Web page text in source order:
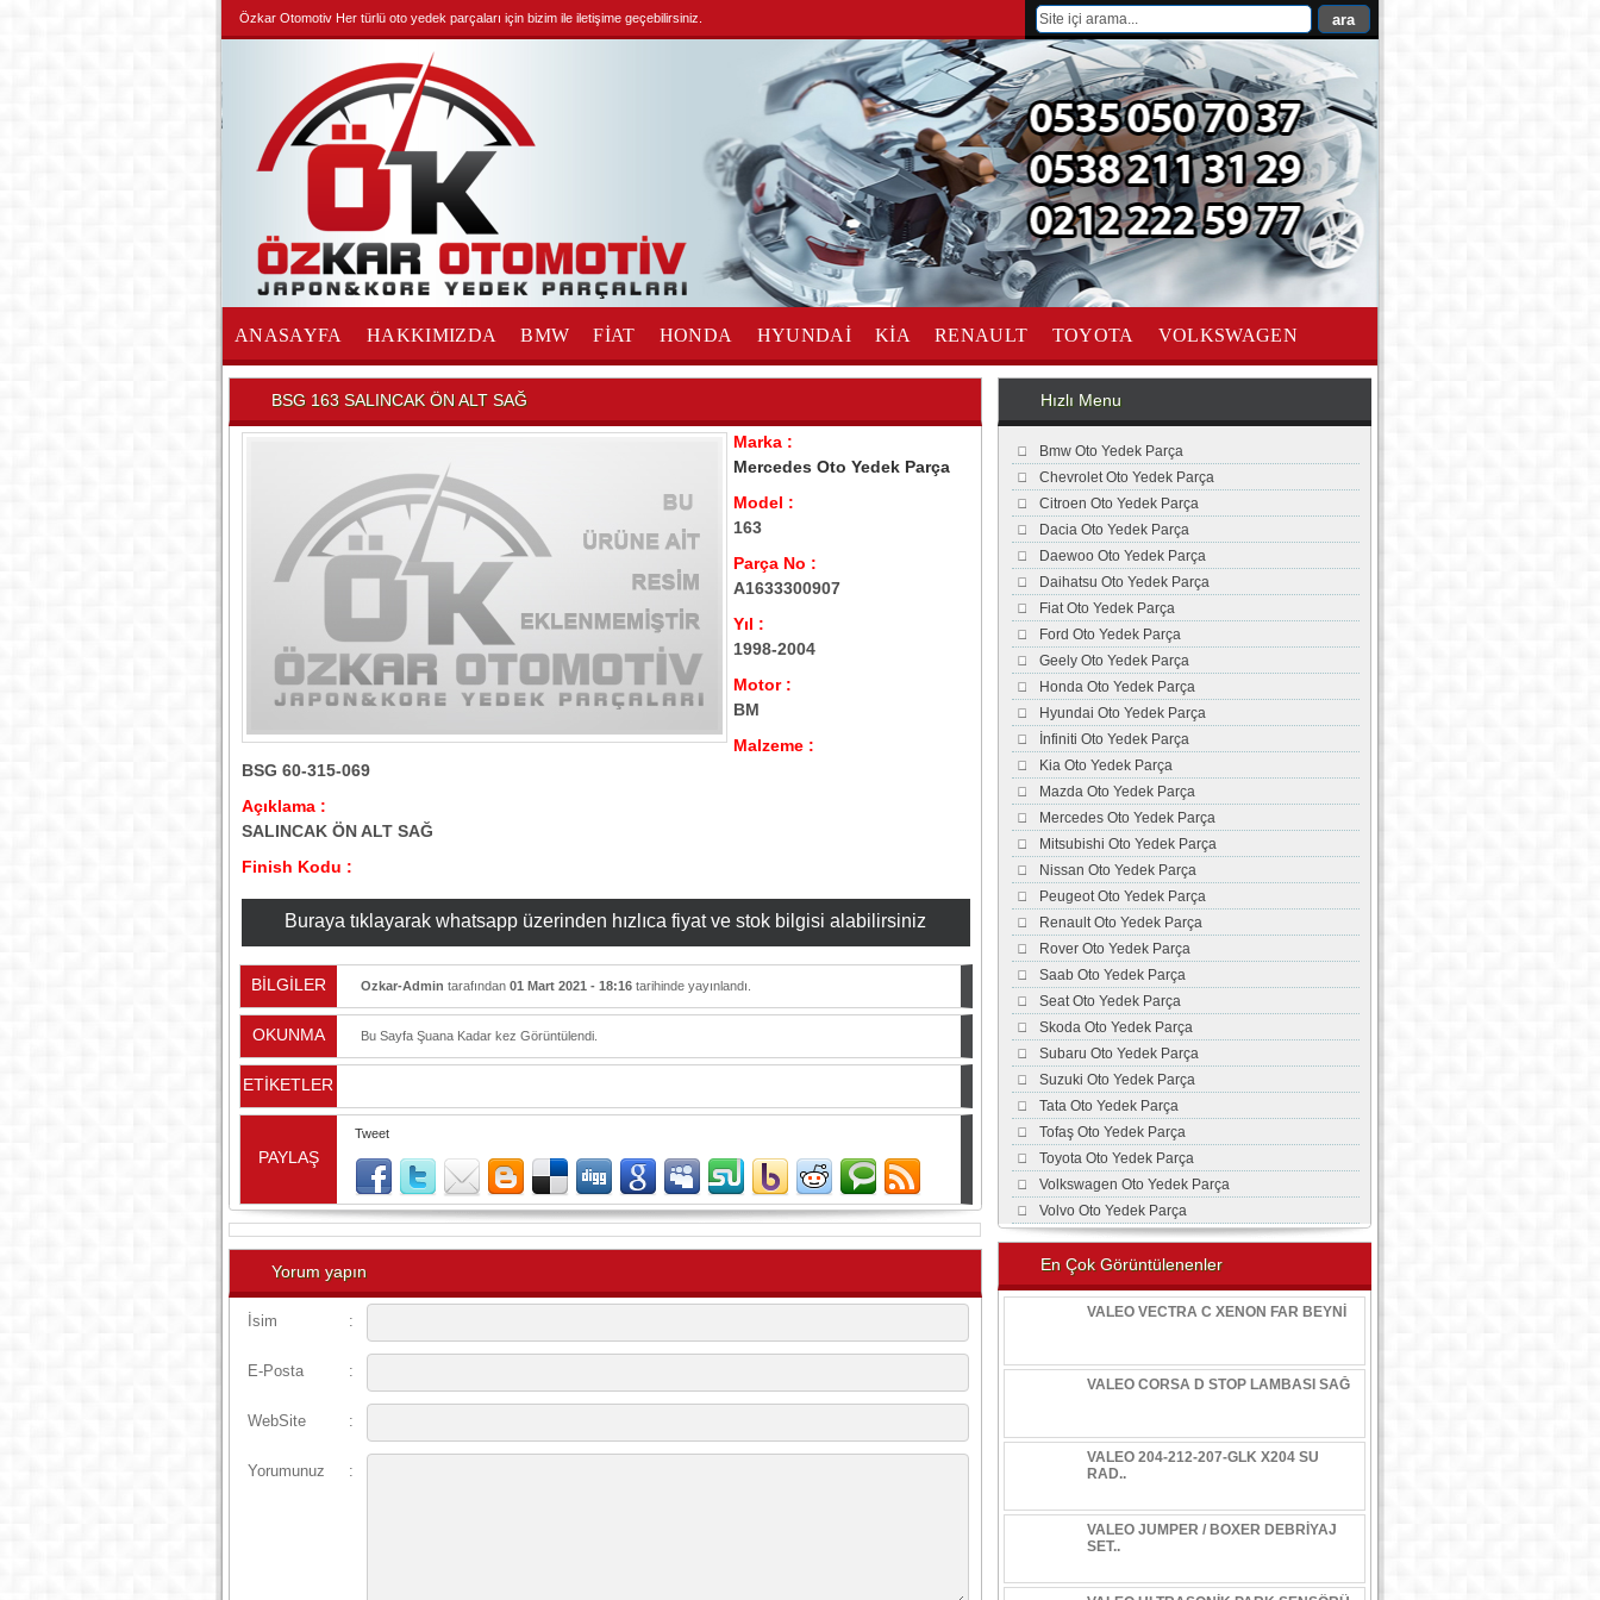
Özkar Otomotiv Her türlü oto yedek parçaları için bizim ile iletişime geçebilirsiniz.
ANASAYFA HAKKIMIZDA BMW FİAT HONDA HYUNDAİ KİA RENAULT TOYOTA VOLKSWAGEN
İLETİŞİM
BSG 163 SALINCAK ÖN ALT SAĞ
Marka :
Mercedes Oto Yedek Parça
Model :
163
Parça No :
A1633300907
Yıl :
1998-2004
Motor :
BM
Malzeme :
BSG 60-315-069
Açıklama :
SALINCAK ÖN ALT SAĞ
Finish Kodu :
Buraya tıklayarak whatsapp üzerinden hızlıca fiyat ve stok bilgisi alabilirsiniz
BİLGİLER Ozkar-Admin tarafından 01 Mart 2021 - 18:16tarihinde yayınlandı.
OKUNMA Bu Sayfa Şuana Kadar kez Görüntülendi.
ETİKETLER
PAYLAŞ
Tweet
Yorum yapın
İsim :
E-Posta :
WebSite :
Yorumunuz :
Hızlı Menu
Bmw Oto Yedek Parça
Chevrolet Oto Yedek Parça
Citroen Oto Yedek Parça
Dacia Oto Yedek Parça
Daewoo Oto Yedek Parça
Daihatsu Oto Yedek Parça
Fiat Oto Yedek Parça
Ford Oto Yedek Parça
Geely Oto Yedek Parça
Honda Oto Yedek Parça
Hyundai Oto Yedek Parça
İnfiniti Oto Yedek Parça
Kia Oto Yedek Parça
Mazda Oto Yedek Parça
Mercedes Oto Yedek Parça
Mitsubishi Oto Yedek Parça
Nissan Oto Yedek Parça
Peugeot Oto Yedek Parça
Renault Oto Yedek Parça
Rover Oto Yedek Parça
Saab Oto Yedek Parça
Seat Oto Yedek Parça
Skoda Oto Yedek Parça
Subaru Oto Yedek Parça
Suzuki Oto Yedek Parça
Tata Oto Yedek Parça
Tofaş Oto Yedek Parça
Toyota Oto Yedek Parça
Volkswagen Oto Yedek Parça
Volvo Oto Yedek Parça
En Çok Görüntülenenler
VALEO VECTRA C XENON FAR BEYNİ
VALEO CORSA D STOP LAMBASI SAĞ
VALEO 204-212-207-GLK X204 SU
RAD..
VALEO JUMPER / BOXER DEBRİYAJ
SET..